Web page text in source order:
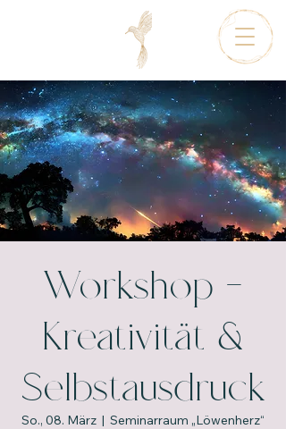
Workshop -
Kreativität &
Selbstausdruck
So., 08. März
  |
Seminarraum „Löwenherz“